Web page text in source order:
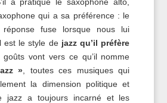
qui a sa préférence : le
fuse lorsque nous lui
est le style de jazz qu’il préfère
goûts vont vers ce qu’il nomme
» , toutes ces musiques qui
la dimension politique et
jazz a toujours incarné et les